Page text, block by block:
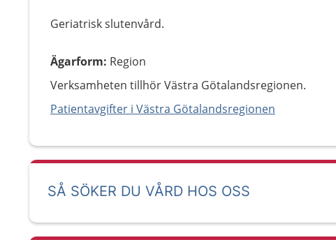
Geriatrisk slutenvård.
Ägarform: Region
Verksamheten tillhör Västra Götalandsregionen.
Patientavgifter i Västra Götalandsregionen
SÅ SÖKER DU VÅRD HOS OSS